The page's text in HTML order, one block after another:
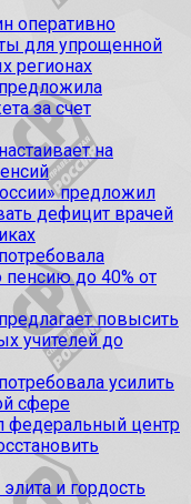
оперативно
для упрощенной
регионах
за счет
на
предложил
дефицит врачей
до 40% от
повысить
учителей до
усилить
сфере
федеральный центр
и гордость